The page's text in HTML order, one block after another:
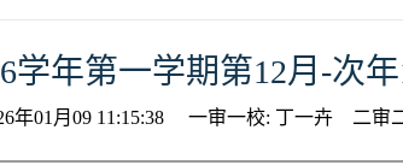
学年第一学期第12月-次年
年01月09 11:15:38 一审一校: 丁一卉 二审